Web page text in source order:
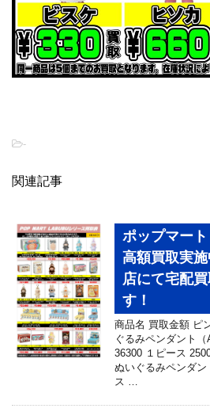
-
関連記事
ポップマー
高額買取実
店にて宅配
す！
商品名 買取金額 ピ
ぐるみペンダント
36300 １ピース
ぬいぐるみペンダ
ス …